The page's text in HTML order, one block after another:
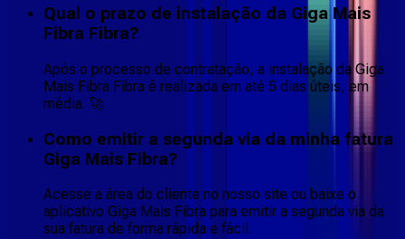
Qual o prazo de instalação da Giga Mais
Fibra Fibra?
Após o processo de contratação, a instalação da Giga
Mais Fibra Fibra é realizada em até 5 dias úteis, em
média. 🚀
Como emitir a segunda via da minha fatura
Giga Mais Fibra?
Acesse a área do cliente no nosso site ou baixe o
aplicativo Giga Mais Fibra para emitir a segunda via da
sua fatura de forma rápida e fácil.